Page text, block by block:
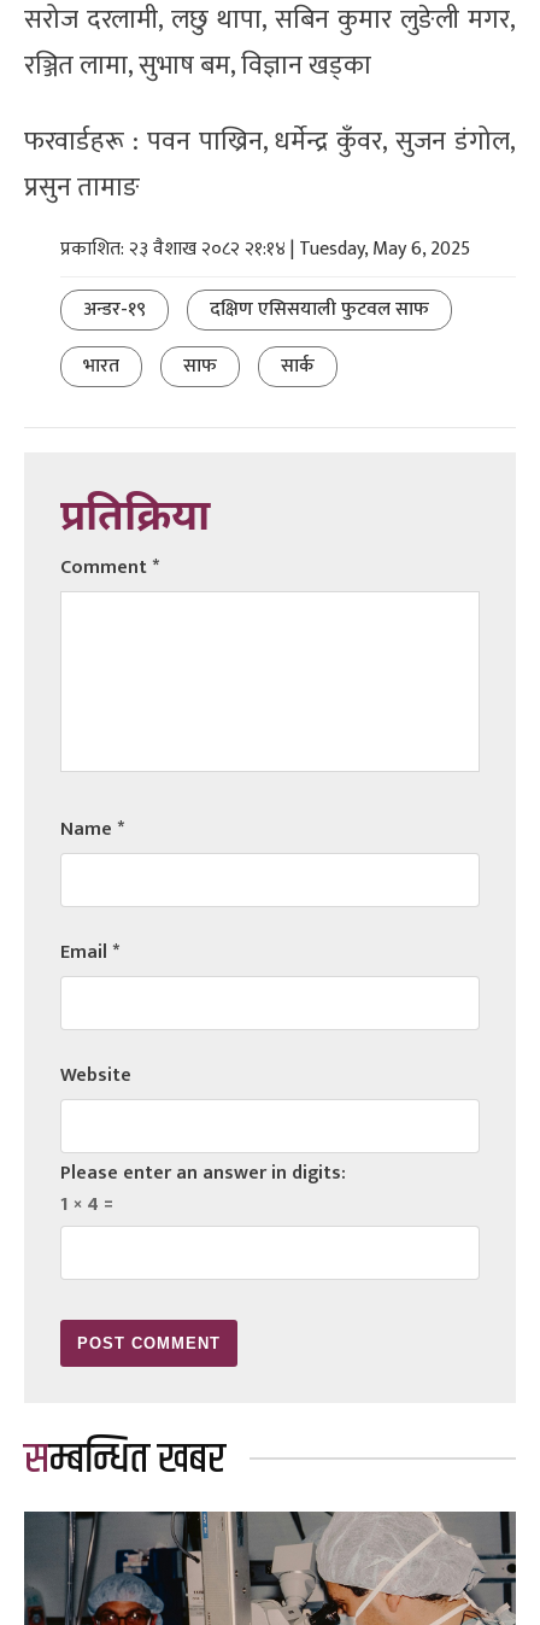
सरोज दरलामी, लछु थापा, सबिन कुमार लुङेली मगर,
रञ्जित लामा, सुभाष बम, विज्ञान खड्का
फरवार्डहरू : पवन पाख्रिन, धर्मेन्द्र कुँवर, सुजन डंगोल,
प्रसुन तामाङ
प्रकाशित: २३ वैशाख २०८२ २१:१४ | Tuesday, May 6, 2025
अन्डर-१९
दक्षिण एसिसयाली फुटवल साफ
भारत
साफ सार्क
प्रतिक्रिया
Comment*
Name*
Email*
Website
Please enter an answer in digits:
1 × 4 =
सम्बन्धित खबर